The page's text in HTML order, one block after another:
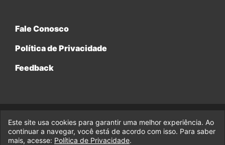
Fale Conosco
Política de Privacidade
Feedback
© 2017-2026 Legado da Marvel, uma empresa da Legado
Enterprises.
Este site usa cookies para garantir uma melhor experiência. Ao
continuar a navegar, você está de acordo com isso. Para saber
mais, acesse: Política de Privacidade.